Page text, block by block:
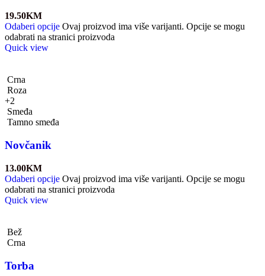
19.50KM
Odaberi opcije Ovaj proizvod ima više varijanti. Opcije se mogu
odabrati na stranici proizvoda
Quick view
Crna
Roza
+2
Smeđa
Tamno smeđa
Novčanik
13.00KM
Odaberi opcije Ovaj proizvod ima više varijanti. Opcije se mogu
odabrati na stranici proizvoda
Quick view
Bež
Crna
Torba